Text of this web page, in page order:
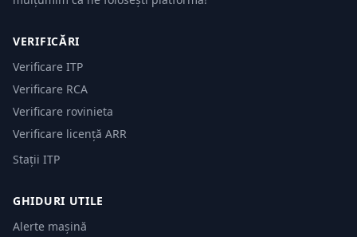
VERIFICĂRI
Verificare ITP
Verificare RCA
Verificare rovinieta
Verificare licență ARR
Stații ITP
GHIDURI UTILE
Alerte mașină